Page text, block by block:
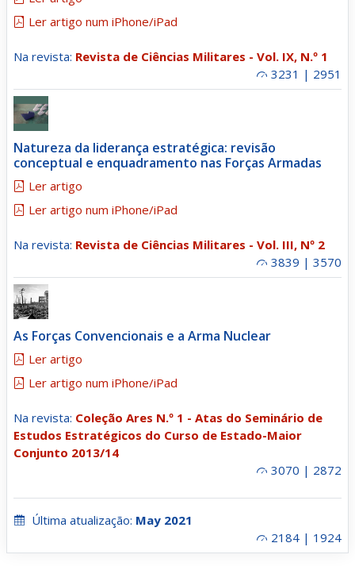
Ler artigo num iPhone/iPad
Na revista: Revista de Ciências Militares - Vol. IX, N.º 1
3231 | 2951
Natureza da liderança estratégica: revisão
conceptual e enquadramento nas Forças Armadas
Ler artigo
Ler artigo num iPhone/iPad
Na revista: Revista de Ciências Militares - Vol. III, Nº 2
3839 | 3570
As Forças Convencionais e a Arma Nuclear
Ler artigo
Ler artigo num iPhone/iPad
Na revista: Coleção Ares N.º 1 - Atas do Seminário de
Estudos Estratégicos do Curso de Estado-Maior
Conjunto 2013/14
3070 | 2872
Última atualização: May 2021
2184 | 1924